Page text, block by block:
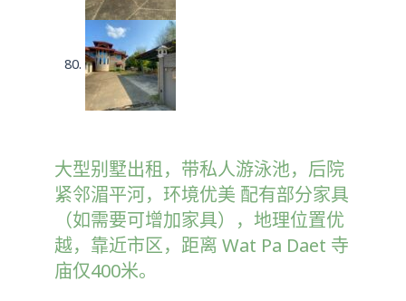
大型别墅出租，带私人游泳池，后院
紧邻湄平河，环境优美 配有部分家具
（如需要可增加家具），地理位置优
越，靠近市区，距离 Wat Pa Daet 寺
庙仅400米。